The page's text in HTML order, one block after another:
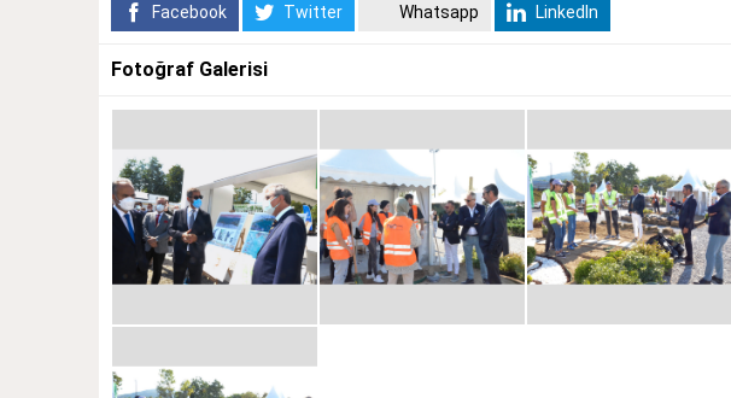
Facebook
Twitter Whatsapp LinkedIn
Fotoğraf Galerisi